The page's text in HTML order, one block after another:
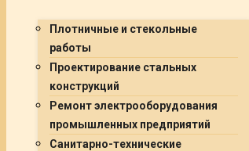
Плотничные и стекольные
работы
Проектирование стальных
конструкций
Ремонт электрооборудования
промышленных предприятий
Санитарно-технические